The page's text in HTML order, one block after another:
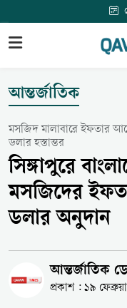
আন্তর্জাতিক
মসজিদ মালাবারে ইফতার
ডলার হস্তান্তর
সিঙ্গাপুরে
মসজিদের
ডলার অনুদান
আন্তর্জাতিক
প্রকাশ : ১৯